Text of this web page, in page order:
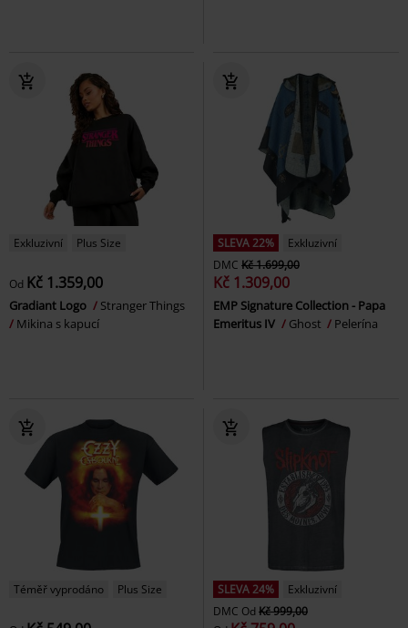
Exkluzivní Plus Size
Od Kč 1.359,00
Gradiant Logo
Stranger Things
Mikina s kapucí
SLEVA 22%
Exkluzivní
DMC Kč 1.699,00
Kč 1.309,00
EMP Signature Collection - Papa
Emeritus IV
Ghost Pelerína
Téměř vyprodáno Plus Size SLEVA 24%
Exkluzivní
DMC Od Kč 999,00